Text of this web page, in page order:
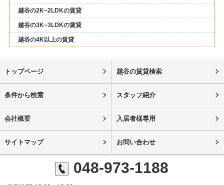
越谷の2K~2LDKの賃貸
越谷の3K~3LDKの賃貸
越谷の4K以上の賃貸
トップページ 越谷の賃貸検索
条件から検索 スタッフ紹介
会社概要 入居者様専用
サイトマップ お問い合わせ
048-973-1188